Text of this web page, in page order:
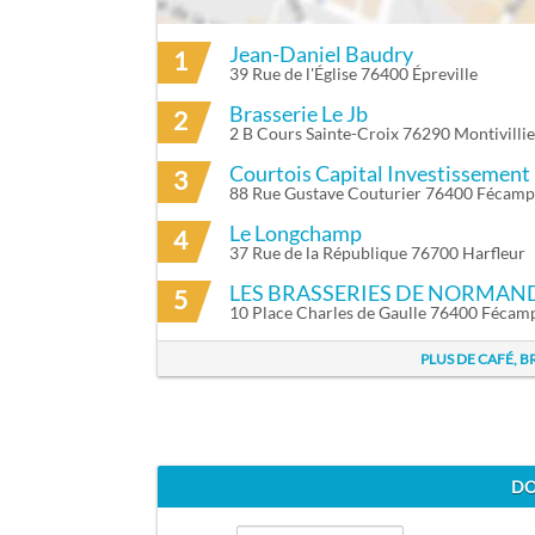
ITINÉRAIRE VERS THIERRY CUFFEL À
1 Jean-Daniel Baudry
39 Rue de l'Église 76400 Épreville
2 Brasserie Le Jb
2 B Cours Sainte-Croix 76290
3 Courtois Capital Investissement
88 Rue Gustave Couturier 76400 Fécamp
4 Le Longchamp
37 Rue de la République 76700 Harfleur
5 LES BRASSERIES DE
10 Place Charles de Gaulle 76400
PLUS DE CAFÉ,